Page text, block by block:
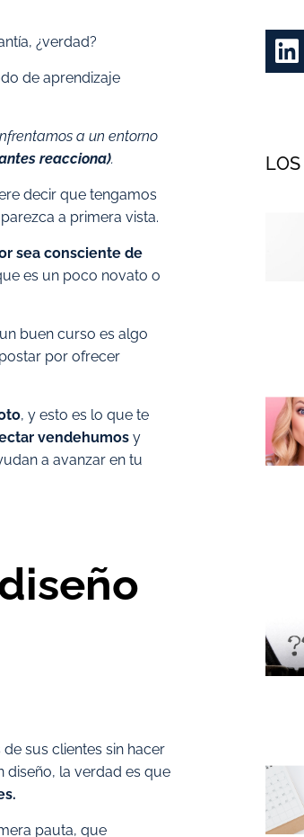
¿verdad?
de aprendizaje
a un entorno
reacciona).
decir que tengamos
a primera vista.
sea consciente de
es un poco novato o
buen curso es algo
por ofrecer
, y esto es lo que te
vendehumos y
a avanzar en tu
sus clientes sin hacer
diseño, la verdad es que
pauta, que
L
i
n
d